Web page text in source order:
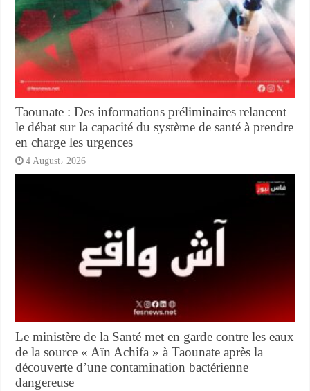
Taounate : Des informations préliminaires relancent
le débat sur la capacité du système de santé à prendre
en charge les urgences
4 August، 2026
Le ministère de la Santé met en garde contre les eaux
de la source « Aïn Achifa » à Taounate après la
découverte d’une contamination bactérienne
dangereuse